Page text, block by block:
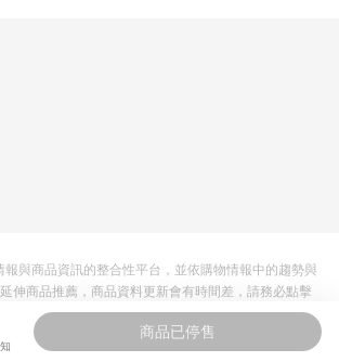
商品已停售
報與商品資訊的整合性平台，並依購物情報中的趨勢與
伸商品推薦，商品資料更新會有時間差，請務必點擊
，確認現售價與購物條件，一切資訊以合作廠商網頁為